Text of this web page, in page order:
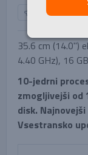
NAZAJ NA
35.6 cm (14.0'')
4.40 GHz), 16
10-jedrni
zmogljivejši od
disk. Najnovejši
Vsestransko